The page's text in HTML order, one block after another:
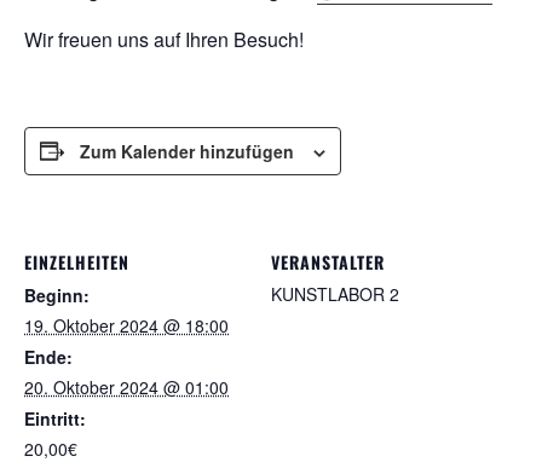
Wir freuen uns auf Ihren Besuch!
Zum Kalender hinzufügen
EINZELHEITEN
Beginn:
19. Oktober 2024 @ 18:00
Ende:
20. Oktober 2024 @ 01:00
Eintritt:
20,00€
VERANSTALTER
KUNSTLABOR 2